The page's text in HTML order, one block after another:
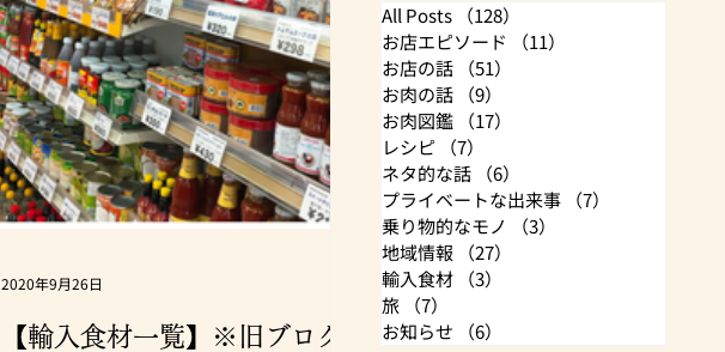
【輸入食材一覧】※旧ブログ
2020年9月26日
All Posts （128）
お店エピソード
（11）
お店の話
（51）
お肉の話
（9）
お肉図鑑
（17）
レシピ
（7）
ネタ的な話
（6）
プライベートな出来事
（7）
乗り物的なモノ
（3）
地域情報
（27）
輸入食材
（3）
旅
（7）
お知らせ
（6）